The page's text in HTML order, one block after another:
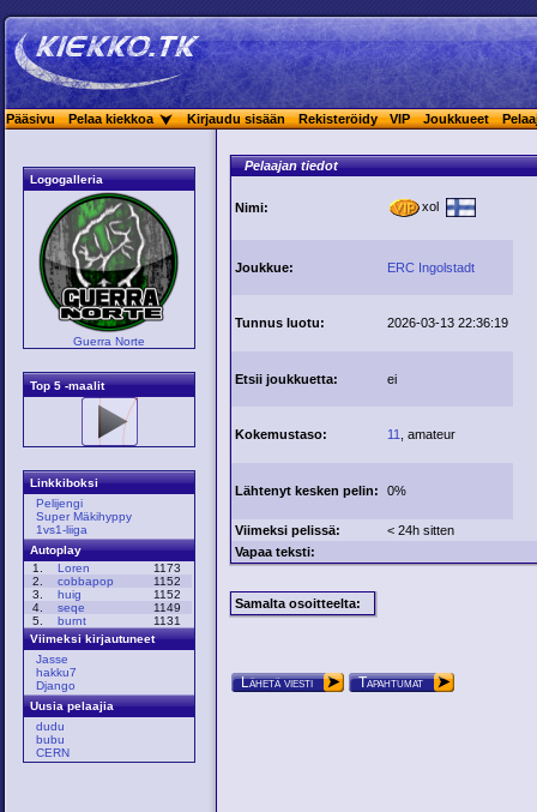
Pääsivu Pelaa kiekkoa Kirjaudu sisään Rekisteröidy VIP Joukkueet
Logogalleria
Guerra Norte
Top 5 -maalit
Linkkiboksi
Pelijengi
Super Mäkihyppy
1vs1-liiga
Autoplay
1.
Loren
1173
2.
cobbapop
1152
3.
huig
1152
4.
seqe
1149
5.
burnt
1131
Viimeksi kirjautuneet
Jasse
hakku7
Django
Uusia pelaajia
dudu
bubu
CERN
Pelaajan tiedot
Nimi: xol
Joukkue: ERC Ingolstadt
Tunnus luotu: 2026-03-13 22:36:19
Etsii joukkuetta: ei
Kokemustaso: 11 , amateur
Lähtenyt kesken pelin: 0%
Viimeksi pelissä:
< 24h sitten
Vapaa teksti:
Samalta osoitteelta:
Lähetä viesti Tapahtumat